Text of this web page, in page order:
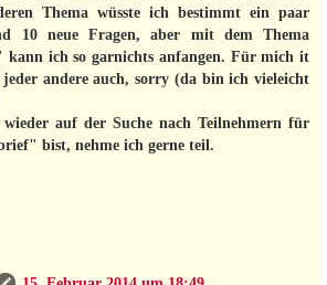
Thema wüsste ich bestimmt ein paar
10 neue Fragen, aber mit dem Thema
kann ich so garnichts anfangen. Für mich it
jeder andere auch, sorry (da bin ich vieleicht
auf der Suche nach Teilnehmern für
bist, nehme ich gerne teil.